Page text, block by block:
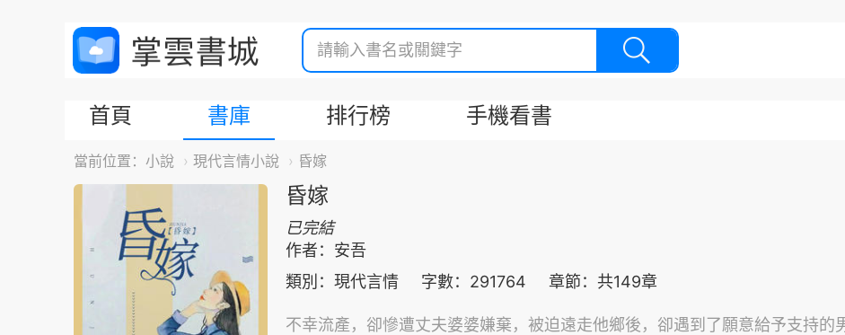
首頁 書庫 排行榜 手機看書
當前位置： 小說 現代言情小說 昏嫁
昏嫁
已完結
作者：安吾
類別：現代言情
字數：291764 章節：共149章
不幸流產，卻慘遭丈夫婆婆嫌棄，被迫遠走他鄉後，卻遇到了願意給予支持的